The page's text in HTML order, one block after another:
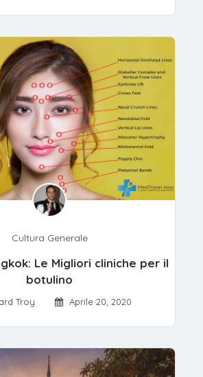
Cultura Generale
Le Migliori cliniche per il
botulino
Troy Aprile 20, 2020